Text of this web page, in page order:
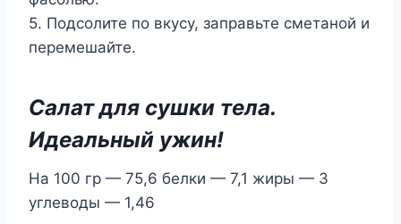
5. Подсолите по вкусу, заправьте сметаной и
перемешайте.
Салат для сушки тела.
Идеальный ужин!
На 100 гр — 75,6 белки — 7,1 жиры — 3
углеводы — 1,46